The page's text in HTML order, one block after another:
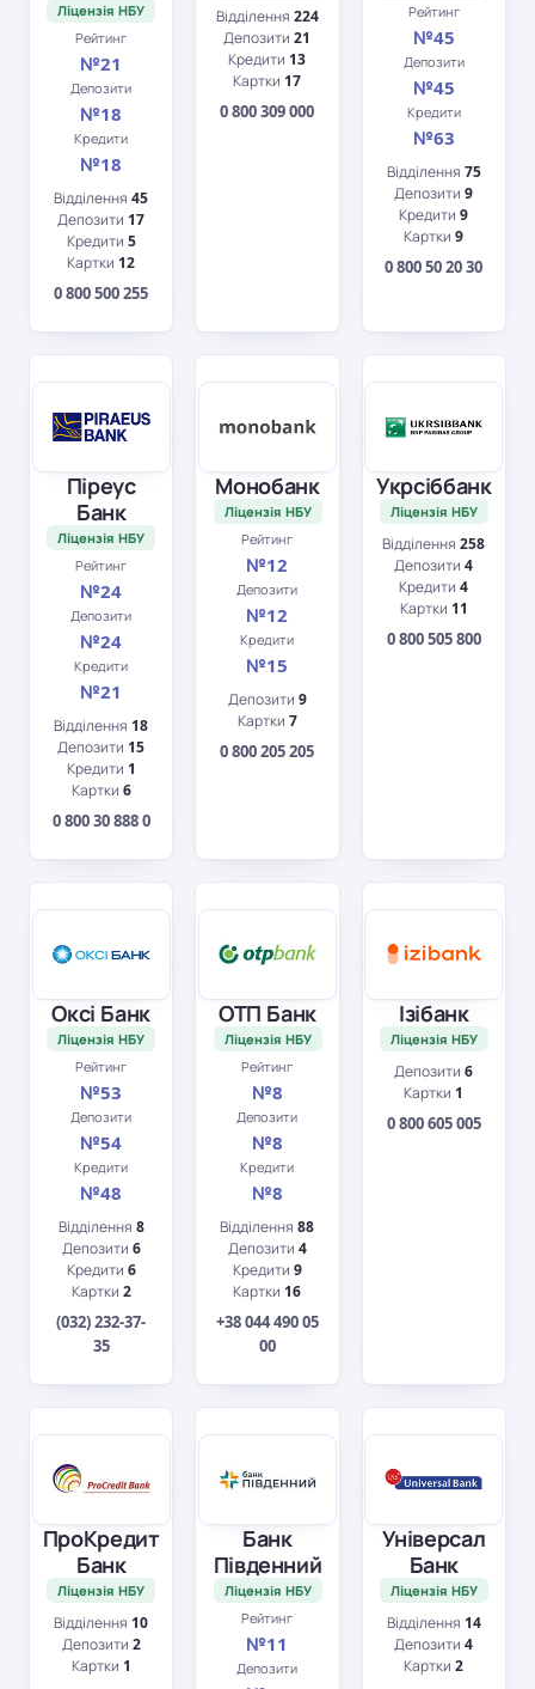
Ліцензія НБУ
Рейтинг
№21
Депозити
№18
Кредити
№18
Відділення45
Депозити 17
Кредити 5
Картки 12
0 800 500 255
Відділення 224
Депозити21
Кредити 13
Картки 17
0 800 309 000
Рейтинг
№45
Депозити
№45
Кредити
№63
Відділення 75
Депозити9
Кредити9
Картки9
0 800 50 20 30
Піреус
Банк
Ліцензія НБУ
Рейтинг
№24
Депозити
№24
Кредити
№21
Відділення 18
Депозити 15
Кредити 1
Картки 6
0 800 30 888 0
Монобанк
Ліцензія НБУ
Рейтинг
№12
Депозити
№12
Кредити
№15
Депозити 9
Картки 7
0 800 205 205
Укрсіббанк
Ліцензія НБУ
Відділення258
Депозити4
Кредити4
Картки 11
0 800 505 800
Оксі Банк
Ліцензія НБУ
Рейтинг
№53
Депозити
№54
Кредити
№48
Відділення 8
Депозити 6
Кредити 6
Картки 2
(032) 232-37-
35
ОТП Банк
Ліцензія НБУ
Рейтинг
№8
Депозити
№8
Кредити
№8
Відділення88
Депозити 4
Кредити 9
Картки 16
+38 044 490 05
00
Ізібанк
Ліцензія НБУ
Депозити6
Картки 1
0 800 605 005
ПроКредит
Банк
Ліцензія НБУ
Відділення 10
Депозити 2
Картки 1
Банк
Південний
Ліцензія НБУ
Рейтинг
№11
Депозити
Універсал
Банк
Ліцензія НБУ
Відділення 14
Депозити4
Картки2